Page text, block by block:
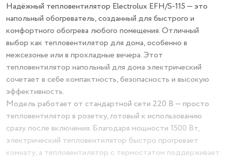
Надёжный тепловентилятор Electrolux EFH/S-115 — это
напольный обогреватель, созданный для быстрого и
комфортного обогрева любого помещения. Отличный
выбор как тепловентилятор для дома, особенно в
межсезонье или в прохладные вечера. Этот
тепловентилятор напольный для дома электрический
сочетает в себе компактность, безопасность и высокую
эффективность.
Модель работает от стандартной сети 220 В — просто
тепловентилятор в розетку, готовый к использованию
сразу после включения. Благодаря мощности 1500 Вт,
электрический тепловентилятор быстро прогревает
комнату, а тепловентилятор с термостатом поддерживает